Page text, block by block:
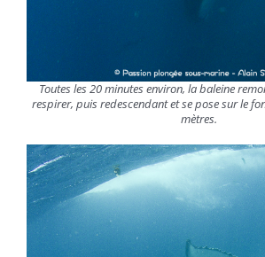
Toutes les 20 minutes environ, la baleine
respirer, puis redescendant et se pose sur le
mètres.